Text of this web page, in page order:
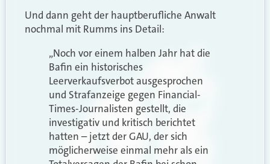
Und dann geht der hauptberufliche Anwalt
nochmal mit Rumms ins Detail:
„Noch vor einem halben Jahr hat die
Bafin ein historisches
Leerverkaufsverbot ausgesprochen
und Strafanzeige gegen Financial-
Times-Journalisten gestellt, die
investigativ und kritisch berichtet
hatten – jetzt der GAU, der sich
möglicherweise einmal mehr als ein